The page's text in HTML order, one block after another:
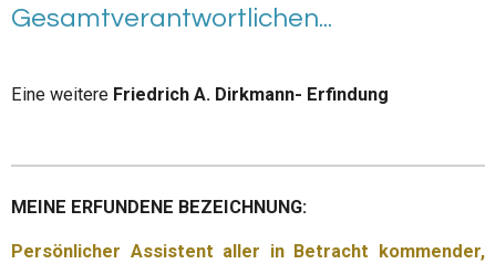
Gesamtverantwortlichen...
Eine weitere Friedrich A. Dirkmann- Erfindung
MEINE ERFUNDENE BEZEICHNUNG:
Persönlicher Assistent aller in Betracht kommender,